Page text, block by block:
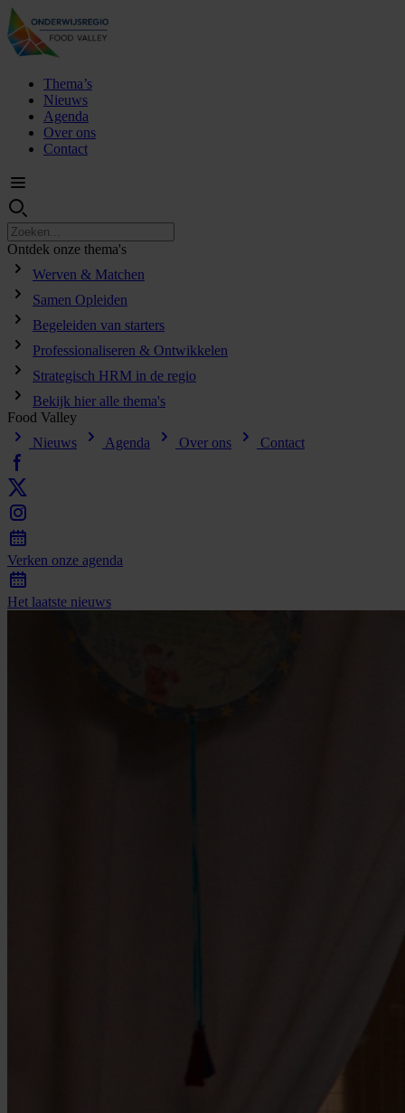
Thema’s
Nieuws
Agenda
Over ons
Contact
Ontdek onze thema's
Werven & Matchen
Samen Opleiden
Begeleiden van starters
Professionaliseren & Ontwikkelen
Strategisch HRM in de regio
Bekijk hier alle thema's
Food Valley
Nieuws
Agenda Over ons Contact
Verken onze agenda
Het laatste nieuws